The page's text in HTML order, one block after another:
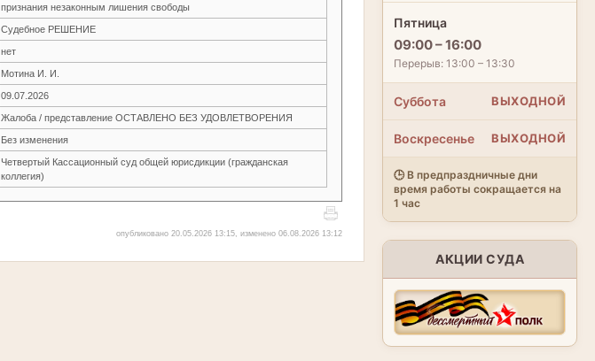
Пятница
09:00 – 16:00
Перерыв: 13:00 – 13:30
Суббота ВЫХОДНОЙ
Воскресенье ВЫХОДНОЙ
🕒 В предпраздничные дни
время работы сокращается на
1 час
АКЦИИ СУДА
признания незаконным лишения свободы
Судебное РЕШЕНИЕ
нет
Мотина И. И.
09.07.2026
Жалоба / представление ОСТАВЛЕНО БЕЗ УДОВЛЕТВОРЕНИЯ
Без изменения
Четвертый Кассационный суд общей юрисдикции (гражданская
коллегия)
опубликовано 20.05.2026 13:15, изменено 06.08.2026 13:12